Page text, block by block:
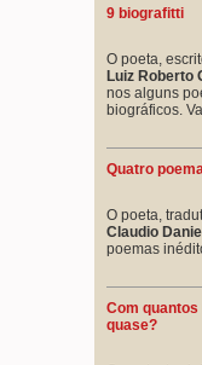
9 biografitti
O poeta,
Luiz Roberto
nos alguns
biográficos.
Quatro
O poeta,
Claudio
poemas
Com
quase?